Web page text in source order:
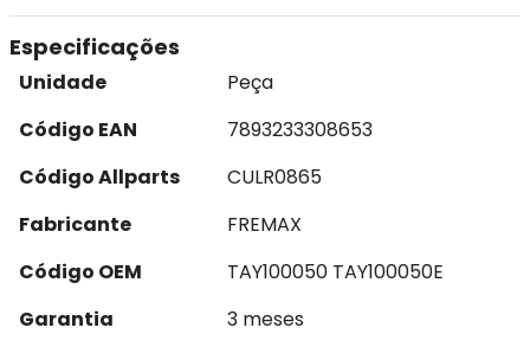
Especificações
Unidade
Peça
Código EAN
7893233308653
Código Allparts
CULR0865
Fabricante
FREMAX
Código OEM
TAY100050 TAY100050E
Garantia
3 meses